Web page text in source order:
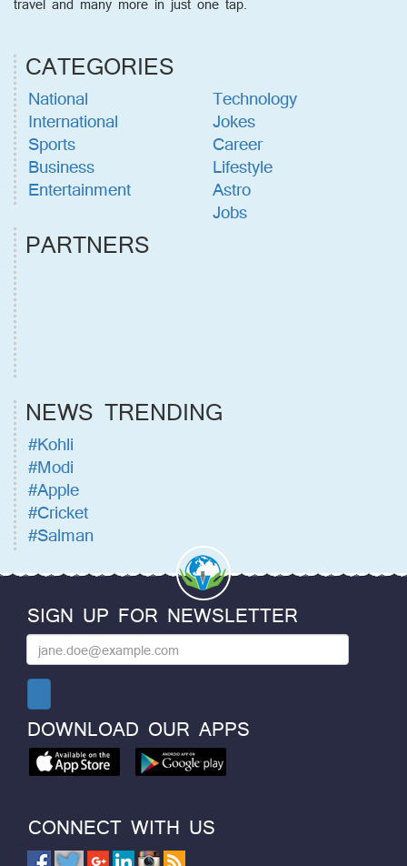
travel and many more in just one tap.
CATEGORIES
National
International
Sports
Business
Entertainment
Technology
Jokes
Career
Lifestyle
Astro
Jobs
PARTNERS
NEWS TRENDING
#Kohli
#Modi
#Apple
#Cricket
#Salman
SIGN UP FOR NEWSLETTER
DOWNLOAD OUR APPS
CONNECT WITH US